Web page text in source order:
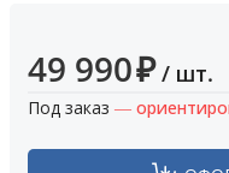
49 990₽ / шт.
Под заказ —